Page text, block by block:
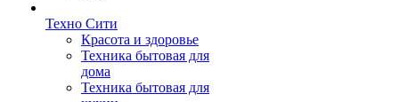
Техно Сити
Красота и здоровье
Техника бытовая для
дома
Техника бытовая для